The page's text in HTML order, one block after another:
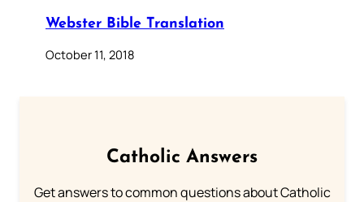
Webster Bible Translation
October 11, 2018
Catholic Answers
Get answers to common questions about Catholic